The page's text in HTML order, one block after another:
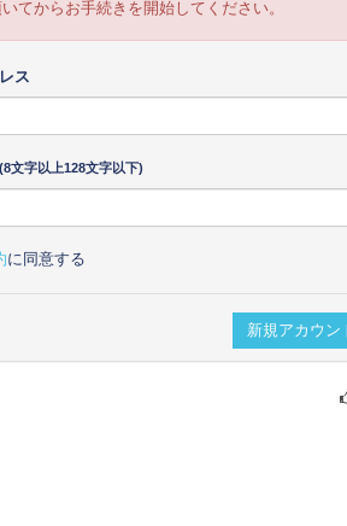
てからお手続きを開始してください。
ス
(8文字以上128文字以下)
に同意する